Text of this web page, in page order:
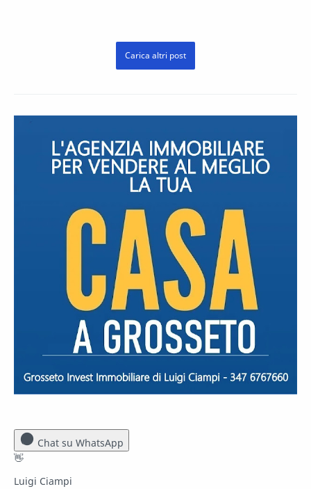
Chat su WhatsApp
👋
Luigi Ciampi